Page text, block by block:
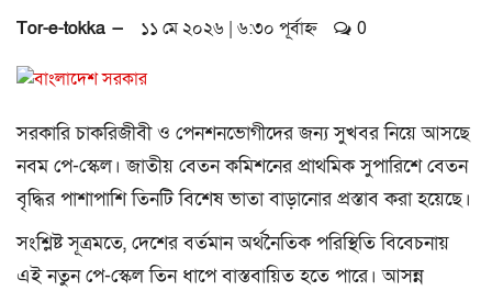
i
n
Tor-e-tokka — ১১ মে ২০২৬ | ৬:৩০ পূর্বাহ্ন 0
সরকারি চাকরিজীবী ও পেনশনভোগীদের জন্য সুখবর নিয়ে আসছে
নবম পে-স্কেল। জাতীয় বেতন কমিশনের প্রাথমিক সুপারিশে বেতন
বৃদ্ধির পাশাপাশি তিনটি বিশেষ ভাতা বাড়ানোর প্রস্তাব করা হয়েছে।
সংশ্লিষ্ট সূত্রমতে, দেশের বর্তমান অর্থনৈতিক পরিস্থিতি বিবেচনায়
এই নতুন পে-স্কেল তিন ধাপে বাস্তবায়িত হতে পারে। আসন্ন